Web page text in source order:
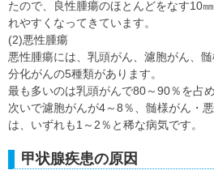
たので、良性腫瘍のほとんどをなす10
れやすくなってきています。
(2)悪性腫瘍
悪性腫瘍には、乳頭がん、濾胞がん、
分化がんの5種類があります。
最も多いのは乳頭がんで80～90％を占め
次いで濾胞がんが4～8％、髄様がん・
は、いずれも1～2％と稀な病気です。
甲状腺疾患の原因